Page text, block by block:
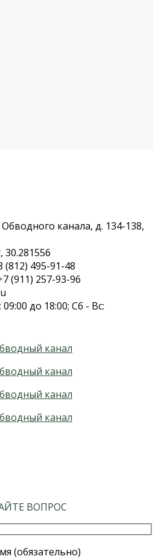
канала, д. 134-138,
30.281556
495-91-48
(911) 257-93-96
до 18:00; Сб - Вс:
ВОПРОС
(обязательно)